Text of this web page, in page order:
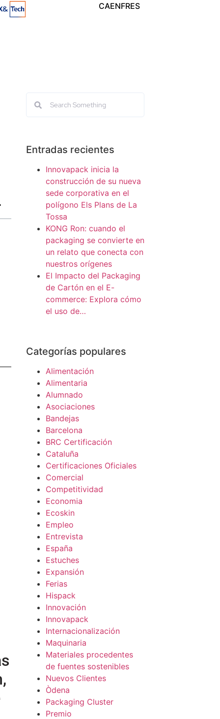
CAENFRES
Entradas recientes
Innovapack inicia la
construcción de su nueva
sede corporativa en el
polígono Els Plans de La
Tossa
KONG Ron: cuando el
packaging se convierte en
un relato que conecta con
nuestros orígenes
El Impacto del Packaging
de Cartón en el E-
commerce: Explora cómo
el uso de…
Categorías populares
Alimentación
Alimentaria
Alumnado
Asociaciones
Bandejas
Barcelona
BRC Certificación
Cataluña
Certificaciones Oficiales
Comercial
Competitividad
Economia
Ecoskin
Empleo
Entrevista
España
Estuches
Expansión
Ferias
Hispack
Innovación
Innovapack
Internacionalización
Maquinaria
Materiales procedentes
de fuentes sostenibles
Nuevos Clientes
Òdena
Packaging Cluster
Premio